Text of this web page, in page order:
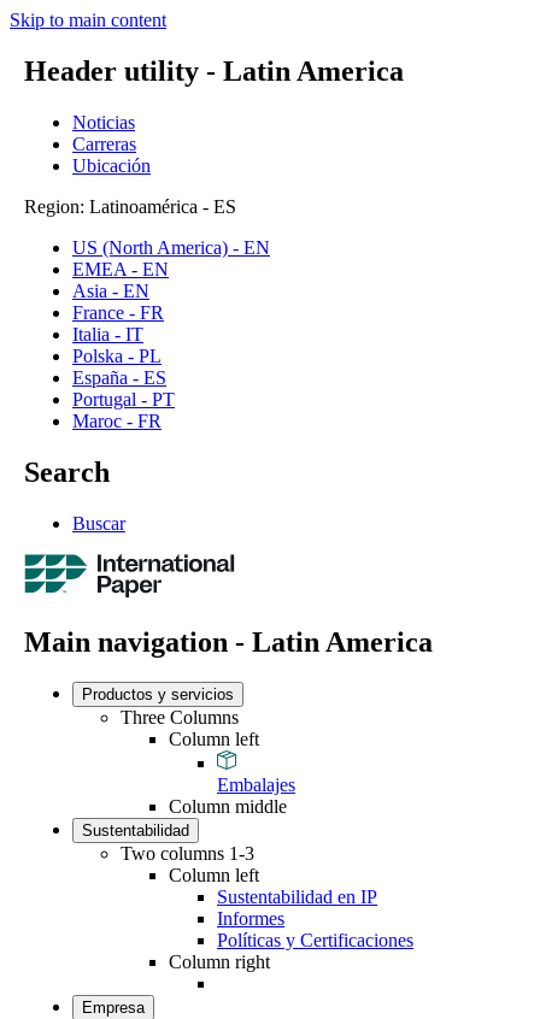
Skip to main content
Header utility - Latin America
Noticias
Carreras
Ubicación
Region: Latinoamérica - ES
US (North America) - EN
EMEA - EN
Asia - EN
France - FR
Italia - IT
Polska - PL
España - ES
Portugal - PT
Maroc - FR
Search
Buscar
Main navigation - Latin America
Productos y servicios
Three Columns
Column left
Embalajes
Column middle
Sustentabilidad
Two columns 1-3
Column left
Sustentabilidad en IP
Informes
Políticas y Certificaciones
Column right
Empresa